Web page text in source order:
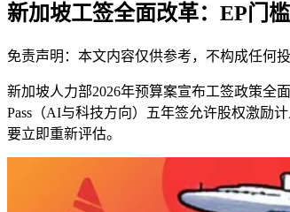
新加坡工签全面改革：EP门
免责声明：本文内容仅供参考，不构成任何
新加坡人力部2026年预算案宣布工签政策全
Pass（AI与科技方向）五年签允许股权激励
要立即重新评估。